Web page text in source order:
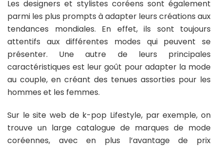
Les designers et stylistes coréens sont également
parmi les plus prompts à adapter leurs créations aux
tendances mondiales. En effet, ils sont toujours
attentifs aux différentes modes qui peuvent se
présenter. Une autre de leurs principales
caractéristiques est leur goût pour adapter la mode
au couple, en créant des tenues assorties pour les
hommes et les femmes.
Sur le site web de k-pop Lifestyle, par exemple, on
trouve un large catalogue de marques de mode
coréennes, avec en plus l’avantage de prix